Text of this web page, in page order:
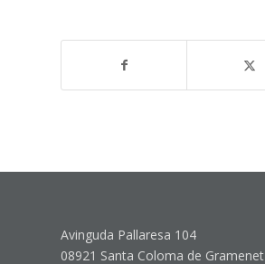
Avinguda Pallaresa 104
08921 Santa Coloma de Gramenet